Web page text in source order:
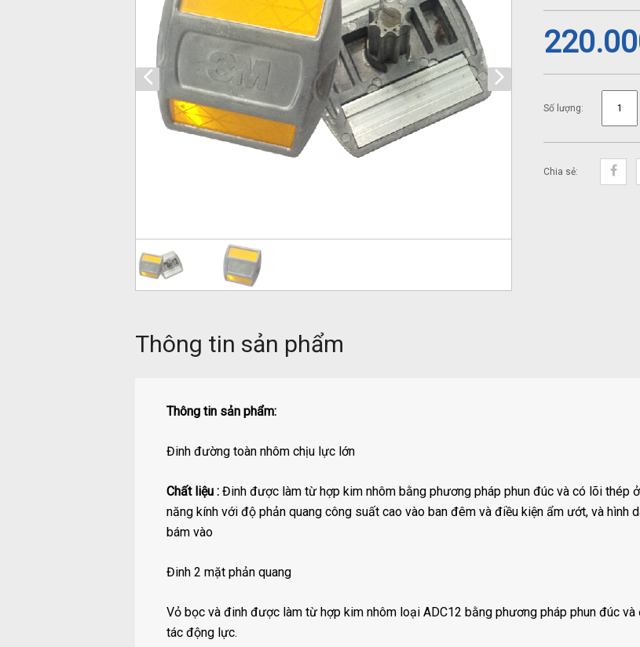
Số lượng:
Chia sẻ:
Thông tin sản phẩm
Thông tin sản phẩm:
Đinh đường toàn nhôm chịu lực lớn
Chất liệu : Đinh được làm từ hợp kim nhôm bằng phương pháp phun đúc và có lõi thép
năng kính với độ phản quang công suất cao vào ban đêm và điều kiện ẩm ướt, và hình
bám vào
Đinh 2 mặt phản quang
Vỏ bọc và đinh được làm từ hợp kim nhôm loại ADC12 bằng phương pháp phun đúc
tác động lực.